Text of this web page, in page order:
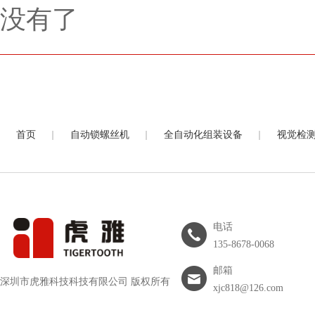
没有了
首页 | 自动锁螺丝机 | 全自动化组装设备 | 视觉检
深圳市虎雅科技科技有限公司 版权所有
电话
135-8678-0068
邮箱
xjc818@126.com